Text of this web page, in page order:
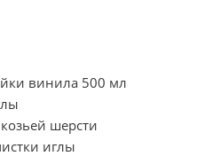
винила 500 мл
шерсти
иглы